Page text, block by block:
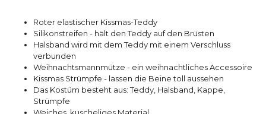
Roter elastischer Kissmas-Teddy
Silikonstreifen - hält den Teddy auf den Brüsten
Halsband wird mit dem Teddy mit einem Verschluss
verbunden
Weihnachtsmannmütze - ein weihnachtliches Accessoire
Kissmas Strümpfe - lassen die Beine toll aussehen
Das Kostüm besteht aus: Teddy, Halsband, Kappe,
Strümpfe
Weiches, kuscheliges Material